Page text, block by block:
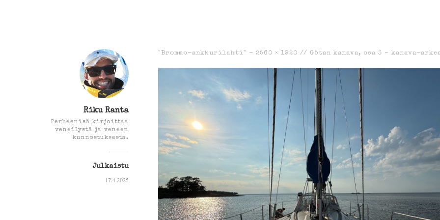
Riku Ranta
Perheenisä kirjoittaa
veneilystä ja veneen
kunnostuksesta.
Julkaistu
17.4.2025
"Brommo-ankkurilahti" - 2560 × 1920 // Götan kanava, osa 3 – kanava-